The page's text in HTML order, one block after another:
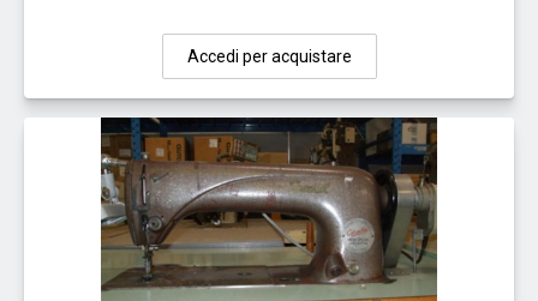
Accedi per acquistare